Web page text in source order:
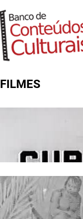
FILMES